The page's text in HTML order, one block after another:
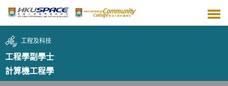
主
內
容
工程及科技
工程學副學士
計算機工程學